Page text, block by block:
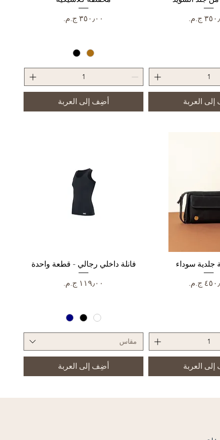
العربة
السعر
أضِف إلى العربة
السريعسوداء
العربة
العرض السريع
فانلة داخلي رجالي - قطعة واحدة
السعر
مقاس
أضِف إلى العربة